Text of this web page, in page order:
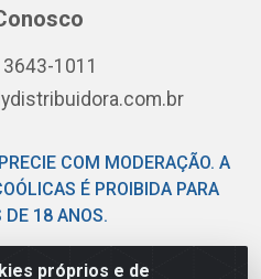
próprios e de
1011
COM MODERAÇÃO. A
É PROIBIDA PARA
DE 18 ANOS.